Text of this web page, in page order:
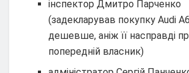
інспектор Дмитро Парченко
(задекларував покупку Audi
дешевше, аніж її насправді
попередній власник)